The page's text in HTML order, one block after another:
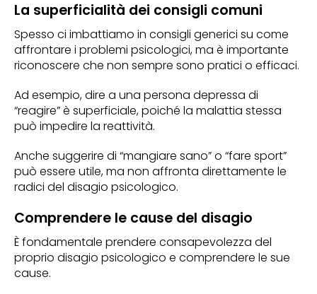
La superficialità dei consigli comuni
Spesso ci imbattiamo in consigli generici su come
affrontare i problemi psicologici, ma è importante
riconoscere che non sempre sono pratici o efficaci.
Ad esempio, dire a una persona depressa di
“reagire” è superficiale, poiché la malattia stessa
può impedire la reattività.
Anche suggerire di “mangiare sano” o “fare sport”
può essere utile, ma non affronta direttamente le
radici del disagio psicologico.
Comprendere le cause del disagio
È fondamentale prendere consapevolezza del
proprio disagio psicologico e comprendere le sue
cause.